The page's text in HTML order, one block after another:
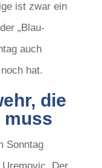
ist zwar ein
„Blau-
auch
hat.
die
muss
Sonntag